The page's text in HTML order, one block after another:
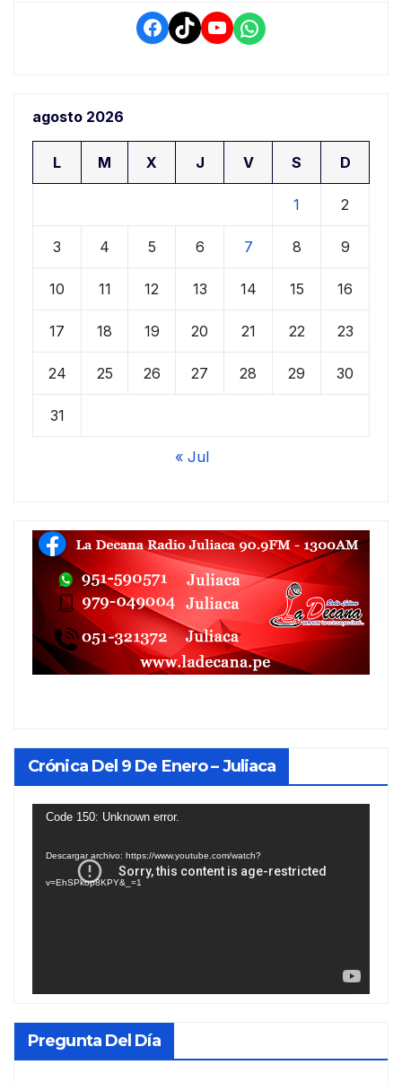
Facebook
TikTokYouTube
WhatsApp
agosto 2026
L M X J V S D
1 2
3 4 5 6 7 8 9
10 11 12 13 14 15 16
17 18 19 20 21 22 23
24 25 26 27 28 29 30
31
« Jul
Crónica Del 9 De Enero – Juliaca
Reproductor
Code 150: Unknown error.
Descargar archivo: https://www.youtube.com/watch?
v=EhSPkop8KPY&_=1
Pregunta Del Día